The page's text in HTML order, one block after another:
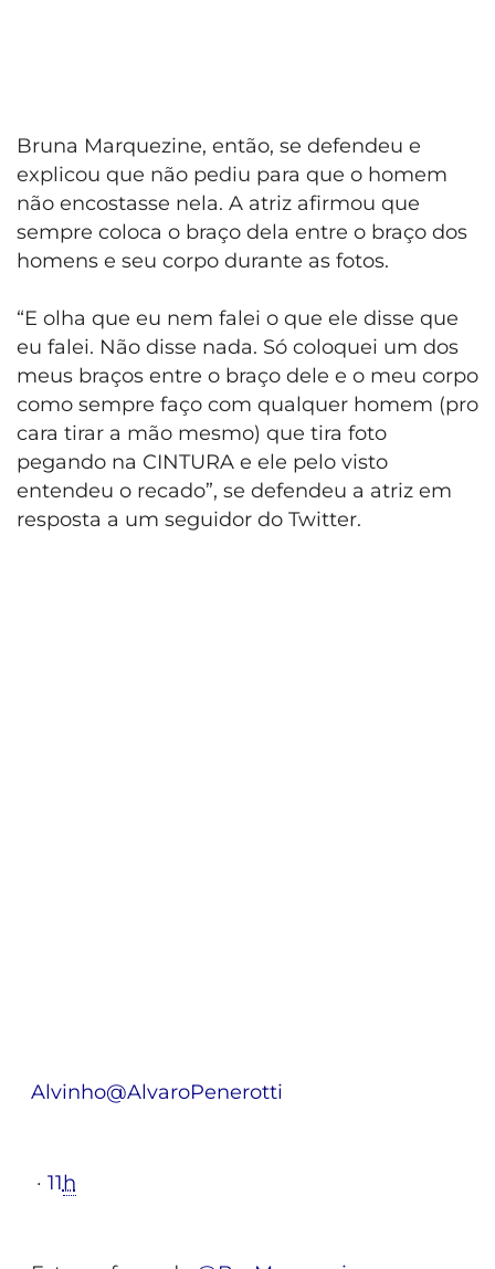
Bruna Marquezine, então, se defendeu e
explicou que não pediu para que o homem
não encostasse nela. A atriz afirmou que
sempre coloca o braço dela entre o braço dos
homens e seu corpo durante as fotos.
“E olha que eu nem falei o que ele disse que
eu falei. Não disse nada. Só coloquei um dos
meus braços entre o braço dele e o meu corpo
como sempre faço com qualquer homem (pro
cara tirar a mão mesmo) que tira foto
pegando na CINTURA e ele pelo visto
entendeu o recado”, se defendeu a atriz em
resposta a um seguidor do Twitter.
Alvinho@AlvaroPenerotti
· 11h